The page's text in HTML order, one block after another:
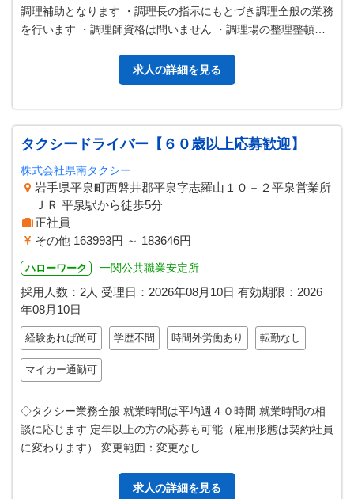
調理補助となります ・調理長の指示にもとづき調理全般の業務
を行います ・調理師資格は問いません ・調理場の整理整頓、
求人の詳細を見る
タクシードライバー【６０歳以上応募歓迎】
株式会社県南タクシー
岩手県平泉町西磐井郡平泉字志羅山１０－２平泉営業所
ＪＲ 平泉駅から徒歩5分
正社員
その他 163993円 ～ 183646円
ハローワーク 一関公共職業安定所
採用人数：2人 受理日： 2026年08月10日 有効期限： 2026
年08月10日
経験あれば尚可 学歴不問 時間外労働あり 転勤なし
マイカー通勤可
◇タクシー業務全般 就業時間は平均週４０時間 就業時間の相
談に応じます 定年以上の方の応募も可能（雇用形態は契約社員
に変わります） 変更範囲：変更なし
求人の詳細を見る